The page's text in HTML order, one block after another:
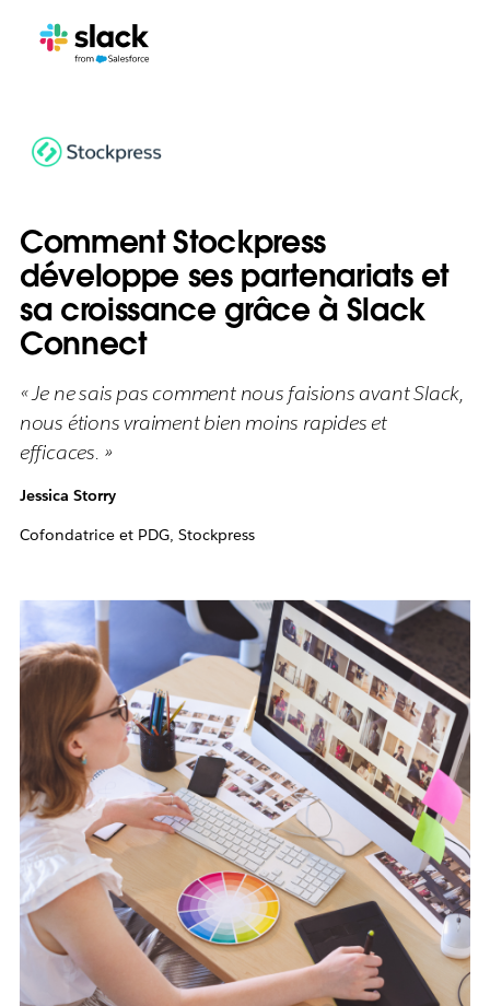
Comment Stockpress
développe ses partenariats et
sa croissance grâce à Slack
Connect
« Je ne sais pas comment nous faisions avant Slack,
nous étions vraiment bien moins rapides et
efficaces. »
Jessica Storry
Cofondatrice et PDG, Stockpress